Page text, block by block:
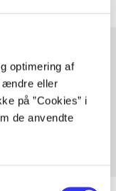
optimering af
ændre eller
på ”Cookies” i
de anvendte